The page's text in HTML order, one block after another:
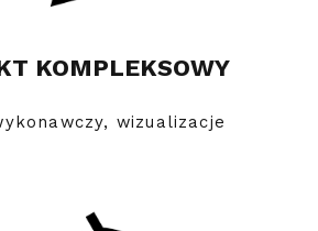
KOMPLEKSOWY
wizualizacje